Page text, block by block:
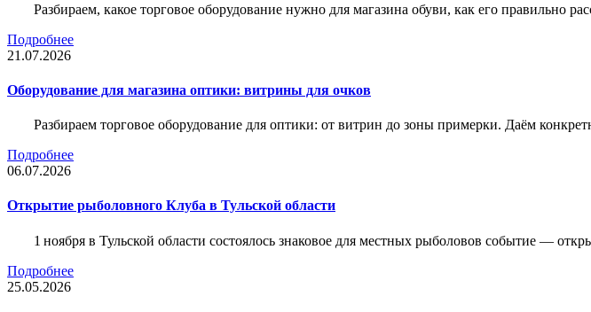
Разбираем, какое торговое оборудование нужно для магазина обуви, как его правильно
Подробнее
21.07.2026
Оборудование для магазина оптики: витрины для очков
Разбираем торговое оборудование для оптики: от витрин до зоны примерки. Даём
Подробнее
06.07.2026
Открытие рыболовного Клуба в Тульской области
1 ноября в Тульской области состоялось знаковое для местных рыболовов событие —
Подробнее
25.05.2026